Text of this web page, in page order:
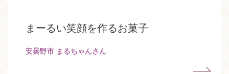
まーるい笑顔を作るお菓子
安曇野市 まるちゃんさん